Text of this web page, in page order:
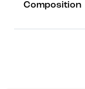
Composition